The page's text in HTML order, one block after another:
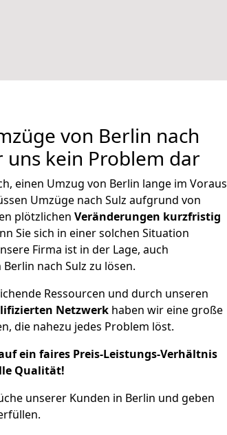
von Berlin nach
uns kein Problem dar
einen Umzug von Berlin lange im Voraus
Umzüge nach Sulz aufgrund von
plötzlichen Veränderungen kurzfristig
Sie sich in einer solchen Situation
Firma ist in der Lage, auch
nach Sulz zu lösen.
Ressourcen und durch unseren
Netzwerk haben wir eine große
die nahezu jedes Problem löst.
ein faires Preis-Leistungs-Verhältnis
Qualität!
unserer Kunden in Berlin und geben